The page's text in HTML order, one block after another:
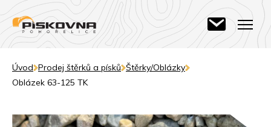
Úvod Prodej štěrků a písků Štěrky/Oblázky
Oblázek 63-125 TK